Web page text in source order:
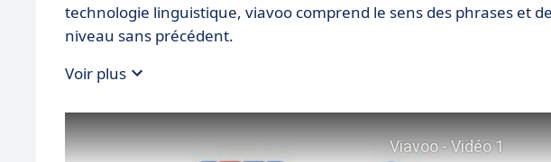
technologie linguistique, viavoo comprend le sens des phrases et
niveau sans précédent.
Voir plus